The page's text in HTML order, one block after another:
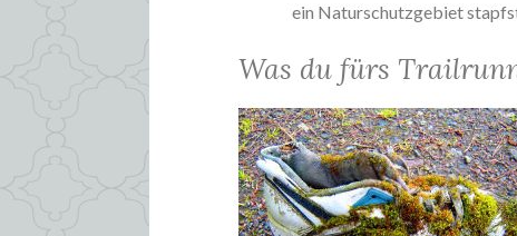
ein Naturschutzgebiet
Was du fürs